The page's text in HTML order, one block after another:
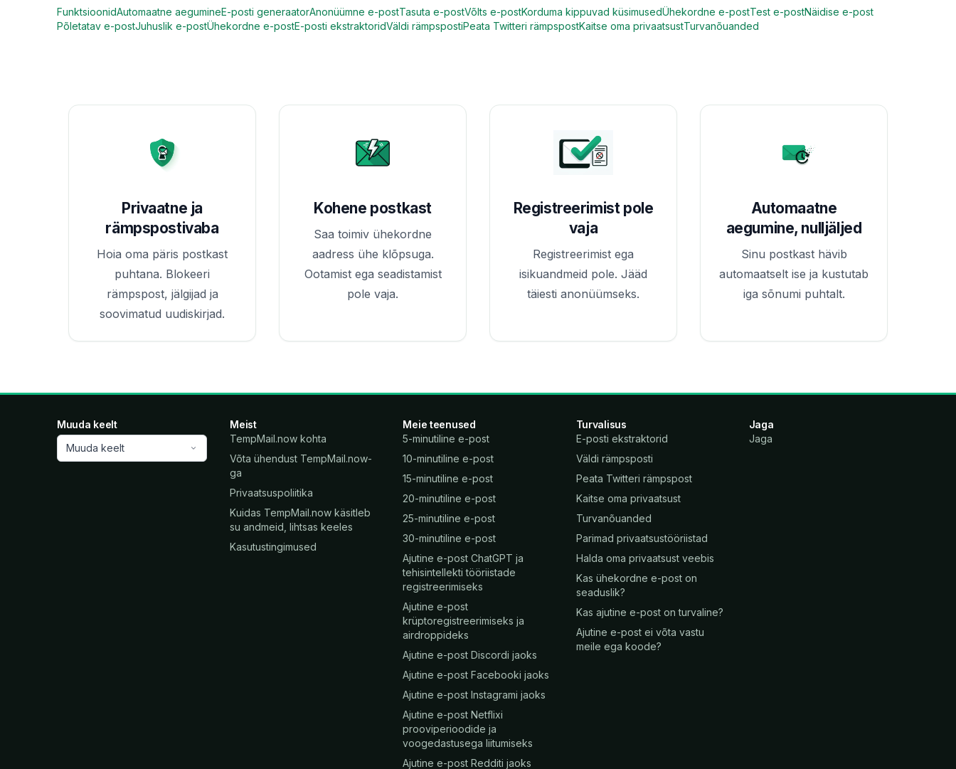
FunktsioonidAutomaatne aegumineE-posti generaatorAnonüümne e-postTasuta e-postVõlts e-postKorduma kippuvad küsimusedÜhekordne e-postTest e-postNäidise e-post
Põletatav e-postJuhuslik e-postÜhekordne e-postE-posti ekstraktoridVäldi rämpspostiPeata Twitteri rämpspostKaitse oma privaatsustTurvanõuanded
Privaatne ja
rämpspostivaba
Hoia oma päris postkast
puhtana. Blokeeri
rämpspost, jälgijad ja
soovimatud uudiskirjad.
Kohene postkast
Saa toimiv ühekordne
aadress ühe klõpsuga.
Ootamist ega seadistamist
pole vaja.
Registreerimist pole
vaja
Registreerimist ega
isikuandmeid pole. Jääd
täiesti anonüümseks.
Automaatne
aegumine, nulljäljed
Sinu postkast hävib
automaatselt ise ja kustutab
iga sõnumi puhtalt.
Muuda keelt
Muuda keelt
Meist
TempMail.now kohta
Võta ühendust TempMail.now-
ga
Privaatsuspoliitika
Kuidas TempMail.now käsitleb
su andmeid, lihtsas keeles
Kasutustingimused
Meie teenused
5-minutiline e-post
10-minutiline e-post
15-minutiline e-post
20-minutiline e-post
25-minutiline e-post
30-minutiline e-post
Ajutine e-post ChatGPT ja
tehisintellekti tööriistade
registreerimiseks
Ajutine e-post
krüptoregistreerimiseks ja
airdroppideks
Ajutine e-post Discordi jaoks
Ajutine e-post Facebooki jaoks
Ajutine e-post Instagrami jaoks
Ajutine e-post Netflixi
prooviperioodide ja
voogedastusega liitumiseks
Ajutine e-post Redditi jaoks
Turvalisus
E-posti ekstraktorid
Väldi rämpsposti
Peata Twitteri rämpspost
Kaitse oma privaatsust
Turvanõuanded
Parimad privaatsustööriistad
Halda oma privaatsust veebis
Kas ühekordne e-post on
seaduslik?
Kas ajutine e-post on turvaline?
Ajutine e-post ei võta vastu
meile ega koode?
Jaga
Jaga